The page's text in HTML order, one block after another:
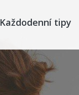
Každodenní tipy